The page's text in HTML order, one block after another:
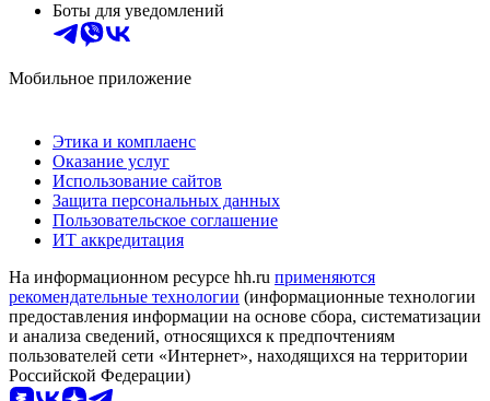
Боты для уведомлений
Мобильное приложение
Этика и комплаенс
Оказание услуг
Использование сайтов
Защита персональных данных
Пользовательское соглашение
ИТ аккредитация
На информационном ресурсе hh.ru применяются
рекомендательные технологии (информационные технологии
предоставления информации на основе сбора, систематизации
и анализа сведений, относящихся к предпочтениям
пользователей сети «Интернет», находящихся на территории
Российской Федерации)